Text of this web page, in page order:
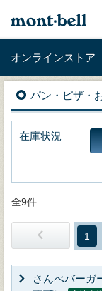
オンラインストア
パン・ピザ・
在庫状況
全9件
1
さんべバーガ